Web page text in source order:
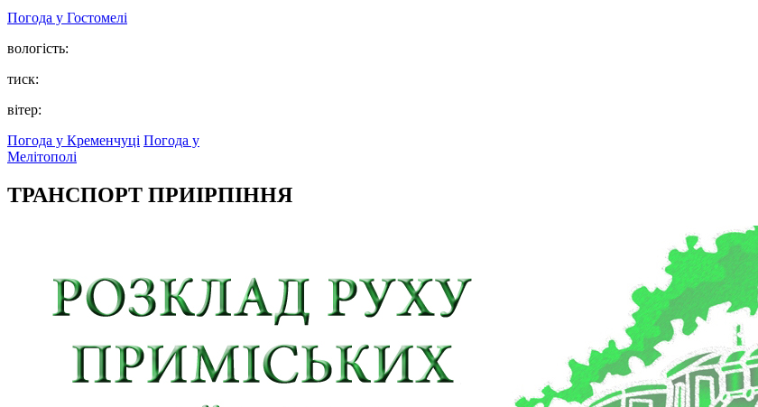
Погода у Гостомелі
вологість:
тиск:
вітер:
Погода у Кременчуці Погода у
Мелітополі
ТРАНСПОРТ ПРИІРПІННЯ